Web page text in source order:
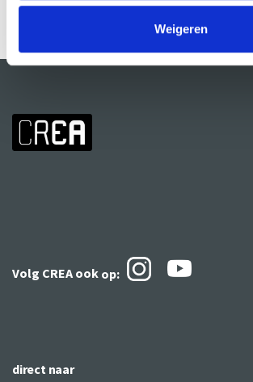
Weigeren
Volg CREA ook op:
direct naar